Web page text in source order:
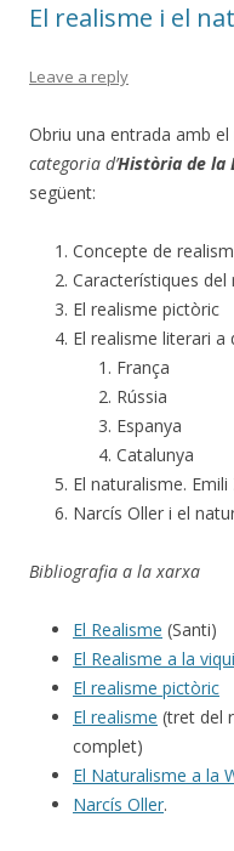
El realisme i el
Leave a reply
Obriu una entrada amb
categoria d’Història de la
següent:
Concepte de
Característiques del
El realisme pictòric
El realisme literari a
França
Rússia
Espanya
Catalunya
El naturalisme. Emili
Narcís Oller i el
Bibliografia a la xarxa
El Realisme (Santi)
El Realisme a la
El realisme pictòric
El realisme (tret del
complet)
El Naturalisme a la
Narcís Oller.